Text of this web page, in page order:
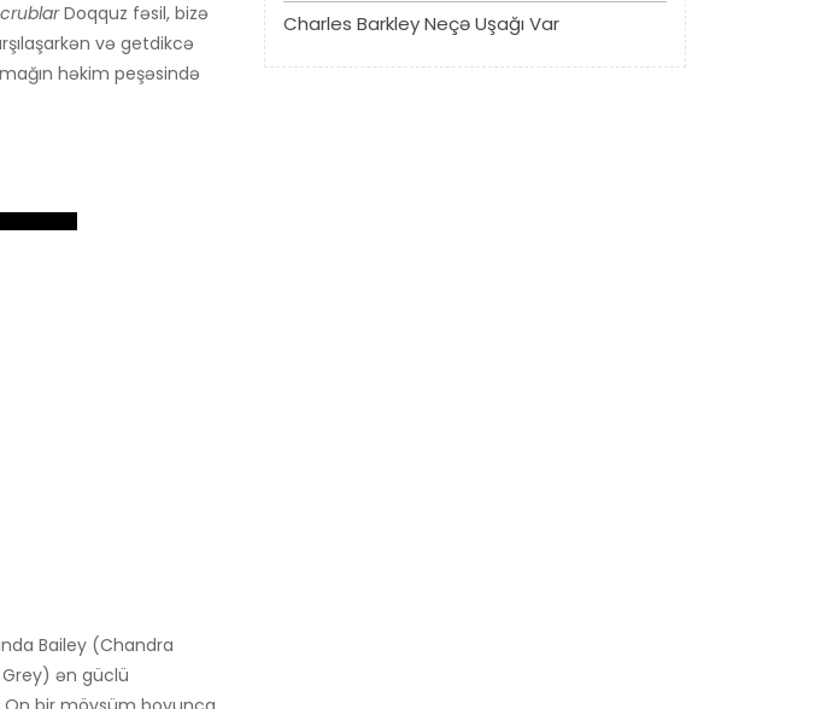
Doqquz fəsil, bizə
və getdikcə
həkim peşəsində
Bailey (Chandra
ən güclü
Charles Barkley Neçə Uşağı Var